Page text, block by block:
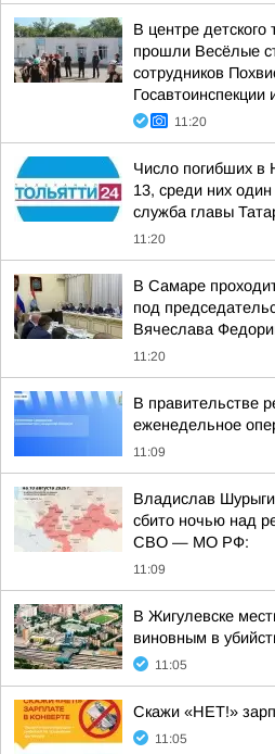
В центре детского
прошли Весёлые
сотрудников
Госавтоинспекции
11:20
Число погибших в
13, среди них
служба главы
11:20
В Самаре
под
Вячеслава
11:20
В правительстве
еженедельное
11:09
Владислав
сбито ночью над
СВО — МО РФ:
11:09
В Жигулевске
виновным в
11:05
Скажи «НЕТ!»
11:05